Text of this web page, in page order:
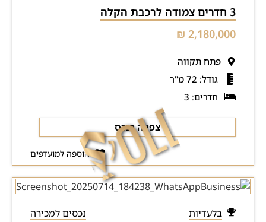
3 חדרים צמודה לרכבת הקלה
2,180,000 ₪
פתח תקווה
גודל: 72 מ"ר
חדרים: 3
צפייה בנכס
הוספה למועדפים
בלעדיות נכסים למכירה